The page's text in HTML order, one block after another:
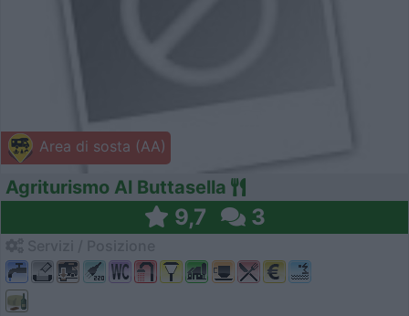
Area di sosta (AA)
Agriturismo Al Buttasella
9,7 3